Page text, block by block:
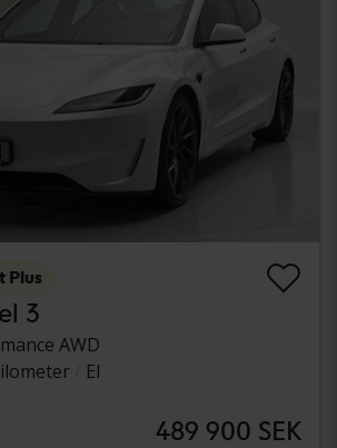
Plus
3
AWD
El
489 900 SEK